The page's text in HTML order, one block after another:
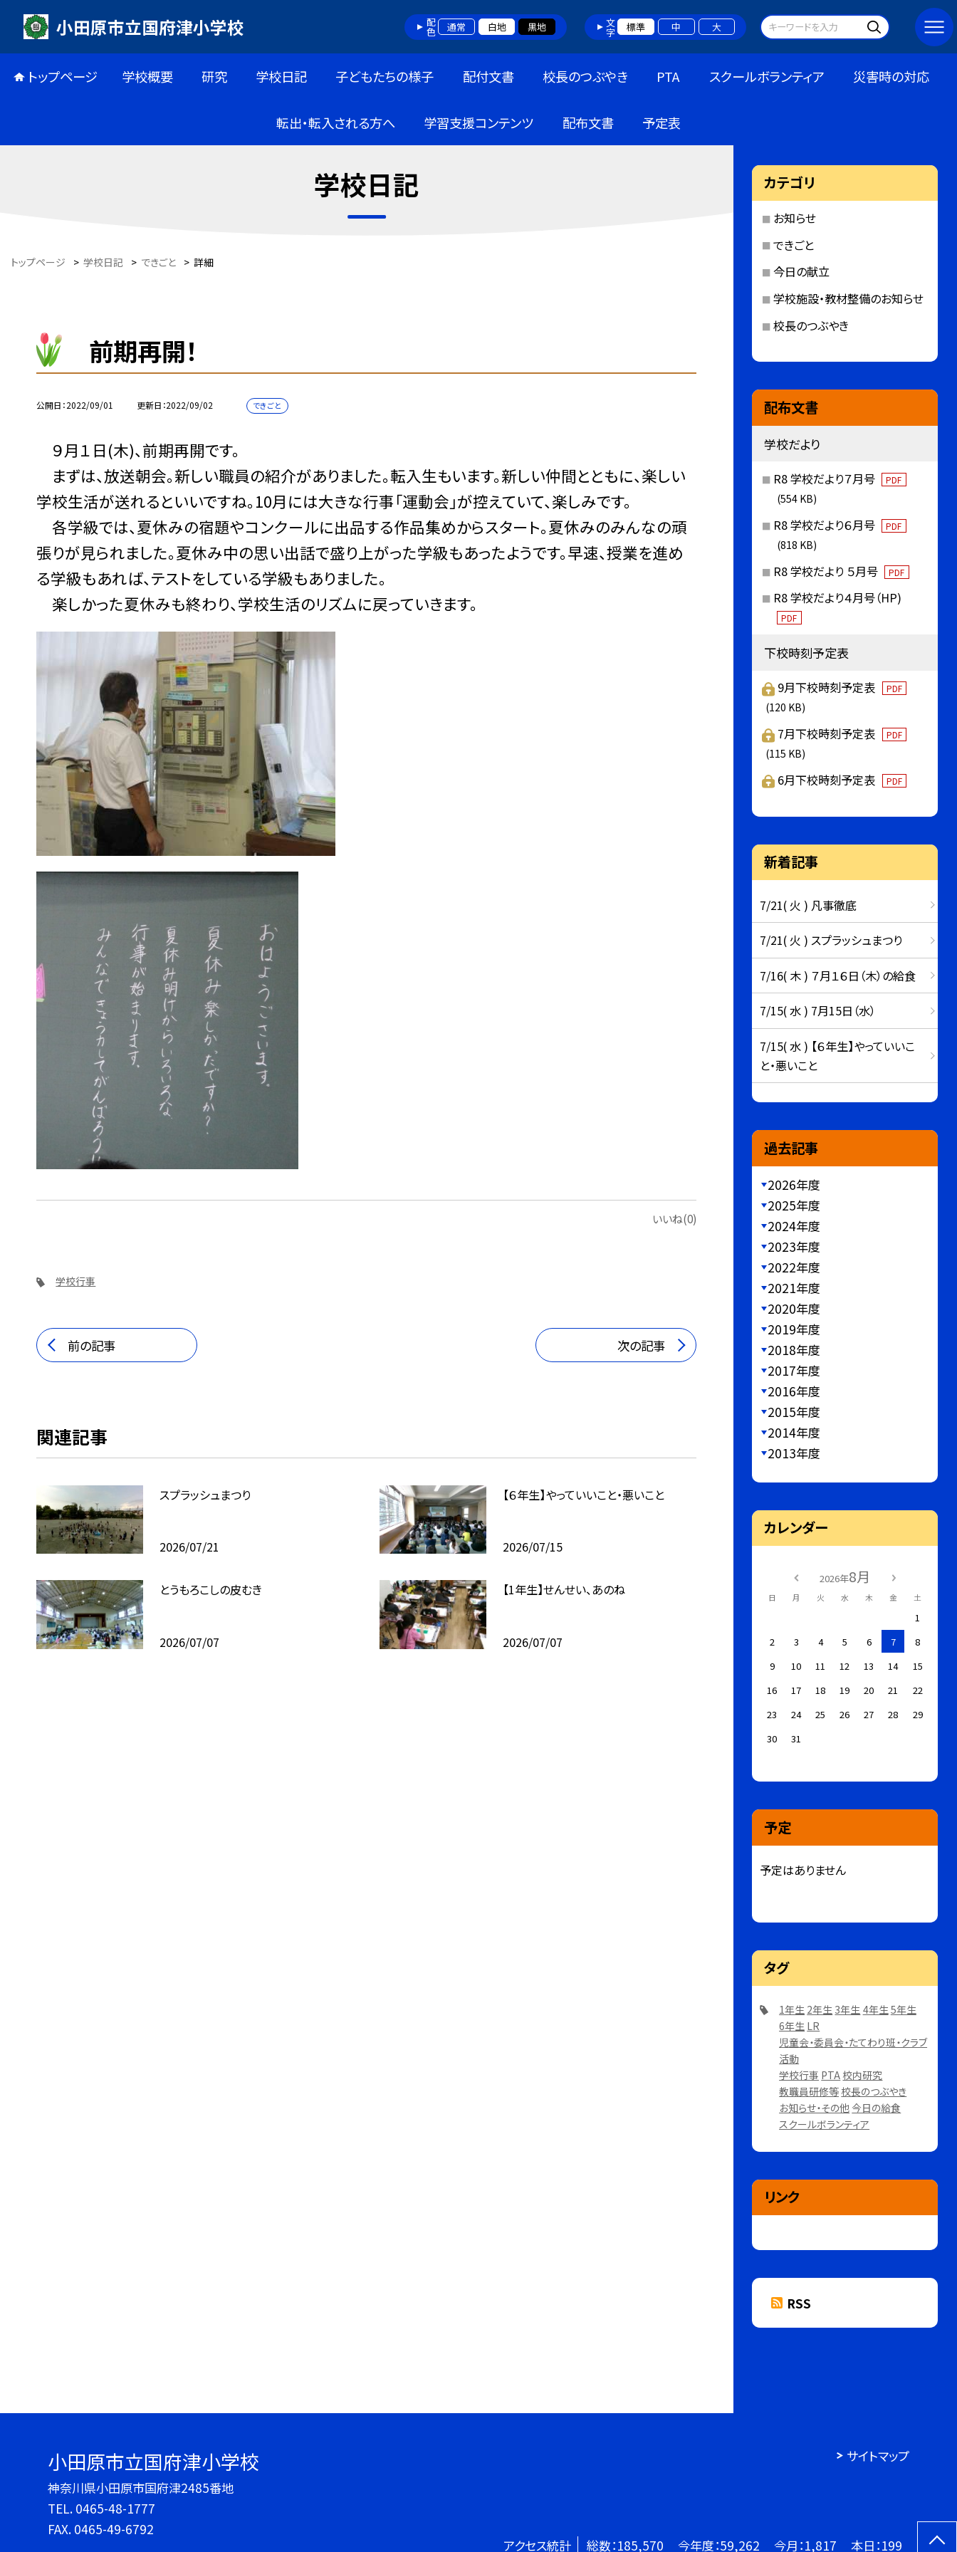
小田原市立国府津小学校 配色 通常 白地 黒地 文字 標準 中 大
トップページ 学校概要 研究 学校日記 子どもたちの様子 配付文書 校長のつぶやき PTA スクールボランティア 災害時の対応
転出・転入される方へ 学習支援コンテンツ 配布文書 予定表
学校日記
トップページ > 学校日記 > できごと > 詳細
前期再開！
公開日 2022/09/01 更新日 2022/09/02 できごと
９月１日(木)、前期再開です。
まずは、放送朝会。新しい職員の紹介がありました。転入生もいます。新しい仲間とともに、楽しい
学校生活が送れるといいですね。10月には大きな行事「運動会」が控えていて、楽しみです。
各学級では、夏休みの宿題やコンクールに出品する作品集めからスタート。夏休みのみんなの頑
張りが見られました。夏休み中の思い出話で盛り上がった学級もあったようです。早速、授業を進め
る学級もあれば、テストをしている学級もありました。
楽しかった夏休みも終わり、学校生活のリズムに戻っていきます。
いいね(0)
学校行事
前の記事 次の記事
関連記事
スプラッシュまつり
2026/07/21
【６年生】やっていいこと・悪いこと
2026/07/15
とうもろこしの皮むき
2026/07/07
【1年生】せんせい、あのね
2026/07/07
カテゴリ
お知らせ
できごと
今日の献立
学校施設・教材整備のお知らせ
校長のつぶやき
配布文書
学校だより
R8 学校だより７月号 PDF
(554 KB)
R8 学校だより６月号 PDF
(818 KB)
R8 学校だより ５月号 PDF
R8 学校だより４月号（HP)
PDF
下校時刻予定表
9月下校時刻予定表 PDF
(120 KB)
7月下校時刻予定表 PDF
(115 KB)
6月下校時刻予定表 PDF
新着記事
7/21( 火 ) 凡事徹底
7/21( 火 ) スプラッシュまつり
7/16( 木 ) ７月１６日（木）の給食
7/15( 水 ) 7月15日（水）
7/15( 水 ) 【６年生】やっていいこ
と・悪いこと
過去記事
2026年度
2025年度
2024年度
2023年度
2022年度
2021年度
2020年度
2019年度
2018年度
2017年度
2016年度
2015年度
2014年度
2013年度
カレンダー
2026年8月
日 月 火 水 木 金 土
1
2
3 4 5 6 7
8
9
10 11 12 13 14
15
16
17 18 19 20 21
22
23
24 25 26 27 28
29
30
31
予定
予定はありません
タグ
1年生 2年生 3年生 4年生 5年生
6年生 LR
児童会・委員会・たてわり班・クラブ
活動
学校行事 PTA 校内研究
教職員研修等 校長のつぶやき
お知らせ・その他 今日の給食
スクールボランティア
リンク
RSS
小田原市立国府津小学校
神奈川県小田原市国府津2485番地
TEL. 0465-48-1777
FAX. 0465-49-6792
サイトマップ
アクセス統計 総数：185,570 今年度：59,262 今月：1,817 本日：199